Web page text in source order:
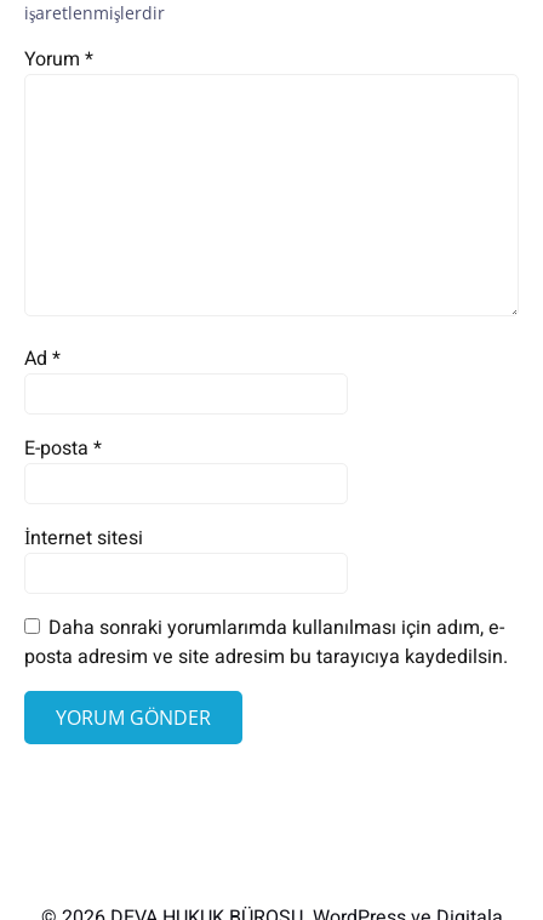
işaretlenmişlerdir
Yorum *
Ad *
E-posta *
İnternet sitesi
Daha sonraki yorumlarımda kullanılması için adım, e-
posta adresim ve site adresim bu tarayıcıya kaydedilsin.